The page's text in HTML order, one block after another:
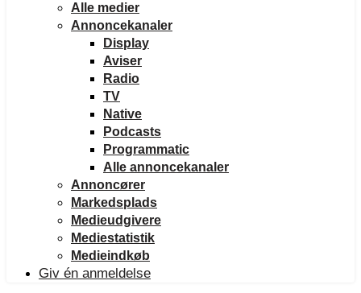
Alle medier
Annoncekanaler
Display
Aviser
Radio
TV
Native
Podcasts
Programmatic
Alle annoncekanaler
Annoncører
Markedsplads
Medieudgivere
Mediestatistik
Medieindkøb
Giv én anmeldelse